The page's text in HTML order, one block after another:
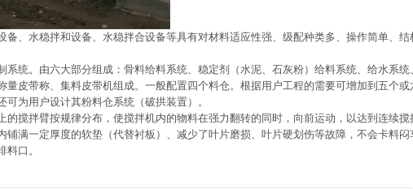
备、水稳拌和设备、水稳拌合设备等具有对材料适应性强、级配种类多、操作简单、
统。由六大部分组成：骨料给料系统、稳定剂（水泥、石灰粉）给料系统、给水系
皮带称、集料皮带机组成。一般配置四个料仓。根据用户工程的需要可增加到五个
为用户设计其粉料仓系统（破拱装置）。
搅拌臂按规律分布，使搅拌机内的物料在强力翻转的同时，向前运动，以达到连续搅
满一定厚度的软垫（代替衬板）、减少了叶片磨损、叶片硬划伤等故障，不会卡料闷
口。